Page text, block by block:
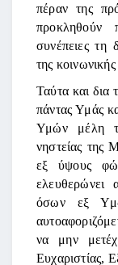
πέραν της
προκληθούν
συνέπειες τη
της
Ταύτα και δια
πάντας Υμάς
Υμών μέλη
νηστείας της
εξ ύψους
όσων εξ
να μην
Ευχαριστίας,